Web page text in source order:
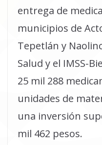
entrega de
municipios de
Tepetlán y
Salud y el IMSS-
25 mil 288
unidades de
una inversión
mil 462 pesos.